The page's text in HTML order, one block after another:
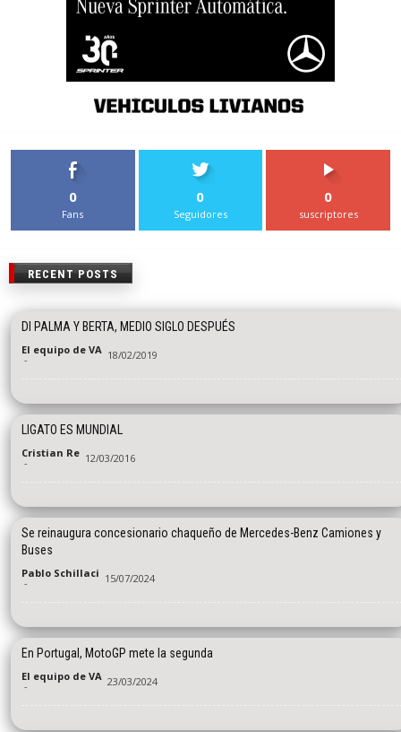
0
Fans
0
Seguidores
0
suscriptores
RECENT POSTS
DI PALMA Y BERTA, MEDIO SIGLO DESPUÉS
El equipo de VA
- 18/02/2019
LIGATO ES MUNDIAL
Cristian Re
- 12/03/2016
Se reinaugura concesionario chaqueño de Mercedes-Benz Camiones y
Buses
Pablo Schillaci
- 15/07/2024
En Portugal, MotoGP mete la segunda
El equipo de VA
- 23/03/2024